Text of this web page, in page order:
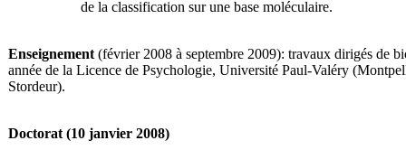
de la classification sur une base moléculaire.
Enseignement (février 2008 à septembre 2009): travaux dirigés de
année de la Licence de Psychologie, Université Paul-Valéry
Stordeur).
Doctorat (10 janvier 2008)